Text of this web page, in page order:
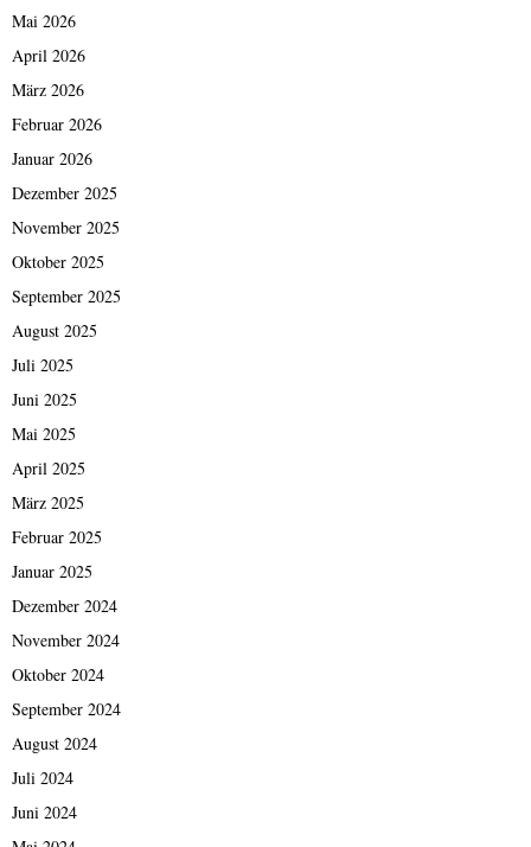
Mai 2026
April 2026
März 2026
Februar 2026
Januar 2026
Dezember 2025
November 2025
Oktober 2025
September 2025
August 2025
Juli 2025
Juni 2025
Mai 2025
April 2025
März 2025
Februar 2025
Januar 2025
Dezember 2024
November 2024
Oktober 2024
September 2024
August 2024
Juli 2024
Juni 2024